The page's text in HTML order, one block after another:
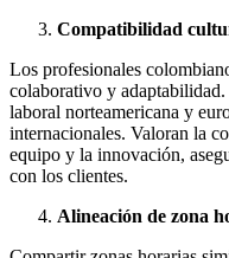
Compatibilidad
Los profesionales
colaborativo y
laboral norteamericana y
internacionales. Valoran la
equipo y la innovación,
con los clientes.
Alineación de zona